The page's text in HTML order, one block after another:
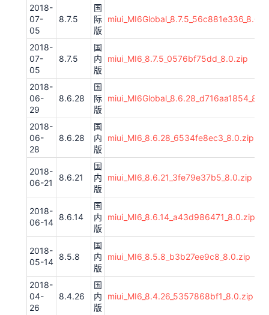
2018-
07-
05
8.7.5
国
际
版
2018-
07-
05
8.7.5
国
内
版
miui_MI6_8.7.5_0576bf75dd_8.0.zip
2018-
06-
29
8.6.28
国
际
版
2018-
06-
28
8.6.28
国
内
版
miui_MI6_8.6.28_6534fe8ec3_8.0.zip
2018-
06-21
8.6.21
国
内
版
miui_MI6_8.6.21_3fe79e37b5_8.0.zip
2018-
06-14
8.6.14
国
内
版
miui_MI6_8.6.14_a43d986471_8.0.zip
2018-
05-14
8.5.8
国
内
版
miui_MI6_8.5.8_b3b27ee9c8_8.0.zip
2018-
04-
26
8.4.26
国
内
版
miui_MI6_8.4.26_5357868bf1_8.0.zip